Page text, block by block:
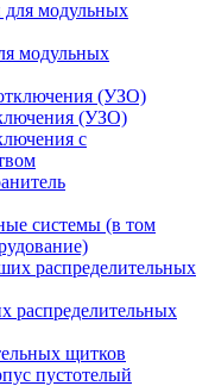
модульных
(УЗО)
с
системы (в том
распределительных
щитков
пустотелый